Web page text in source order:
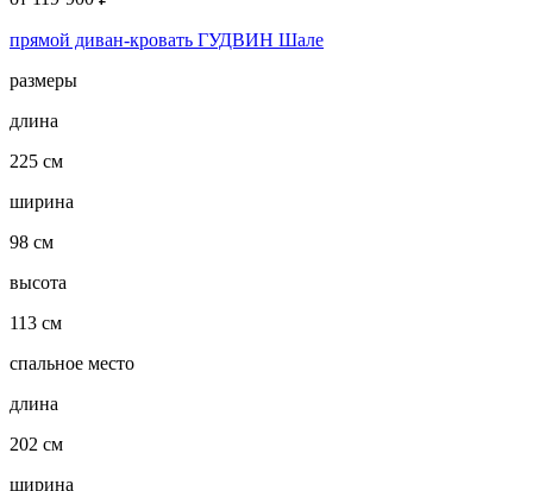
прямой диван-кровать ГУДВИН Шале
размеры
длина
225 см
ширина
98 см
высота
113 см
спальное место
длина
202 см
ширина